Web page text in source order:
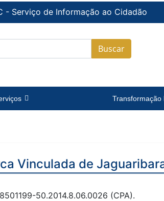
- Serviço de Informação ao Cidadão
Buscar
Transformação
Vinculada de
50.2014.8.06.0026 (CPA).